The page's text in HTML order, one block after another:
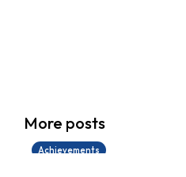
More posts
Achievements
14/07/2026